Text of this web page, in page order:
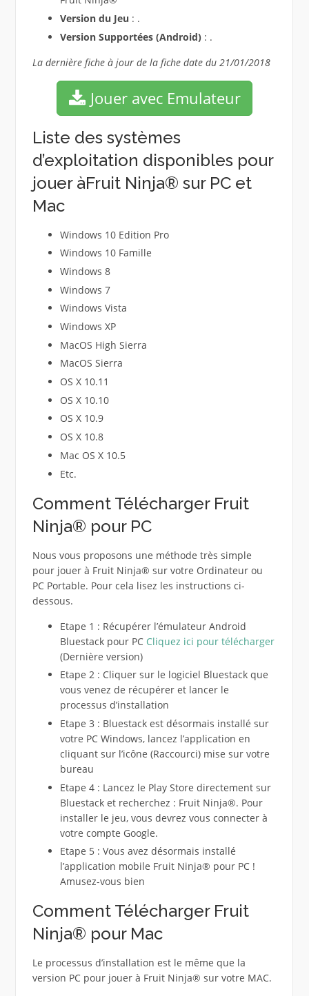
Version du Jeu : .
Version Supportées (Android): .
La dernière fiche à jour de la fiche date du 21/01/2018
Jouer avec Emulateur
Liste des systèmes
d’exploitation disponibles pour
jouer àFruit Ninja® sur PC et
Mac
Windows 10 Edition Pro
Windows 10 Famille
Windows 8
Windows 7
Windows Vista
Windows XP
MacOS High Sierra
MacOS Sierra
OS X 10.11
OS X 10.10
OS X 10.9
OS X 10.8
Mac OS X 10.5
Etc.
Comment Télécharger Fruit
Ninja® pour PC
Nous vous proposons une méthode très simple
pour jouer à Fruit Ninja® sur votre Ordinateur ou
PC Portable. Pour cela lisez les instructions ci-
dessous.
Etape 1 : Récupérer l’émulateur Android
Bluestack pour PC Cliquez ici pour télécharger
(Dernière version)
Etape 2 : Cliquer sur le logiciel Bluestack que
vous venez de récupérer et lancer le
processus d’installation
Etape 3 : Bluestack est désormais installé sur
votre PC Windows, lancez l’application en
cliquant sur l’icône (Raccourci) mise sur votre
bureau
Etape 4 : Lancez le Play Store directement sur
Bluestack et recherchez : Fruit Ninja®. Pour
installer le jeu, vous devrez vous connecter à
votre compte Google.
Etape 5 : Vous avez désormais installé
l’application mobile Fruit Ninja® pour PC !
Amusez-vous bien
Comment Télécharger Fruit
Ninja® pour Mac
Le processus d’installation est le même que la
version PC pour jouer à Fruit Ninja® sur votre MAC.